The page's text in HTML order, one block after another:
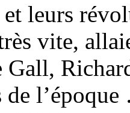
et leurs
vite,
Gall,
de